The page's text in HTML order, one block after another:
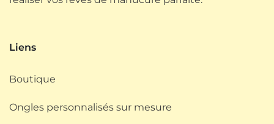
Liens
Boutique
Ongles personnalisés sur mesure